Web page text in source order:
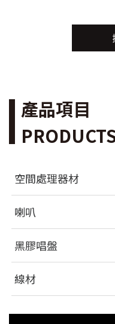
產品項目
空間處理器材
喇叭
黑膠唱盤
線材